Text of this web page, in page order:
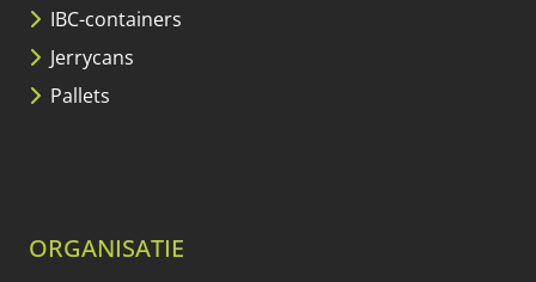
IBC-containers
Jerrycans
Pallets
ORGANISATIE